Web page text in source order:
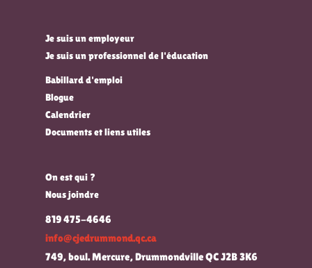
Je suis un employeur
Je suis un professionnel de l'éducation
Babillard d'emploi
Blogue
Calendrier
Documents et liens utiles
On est qui ?
Nous joindre
819 475-4646
info@cjedrummond.qc.ca
749, boul. Mercure, Drummondville QC J2B 3K6